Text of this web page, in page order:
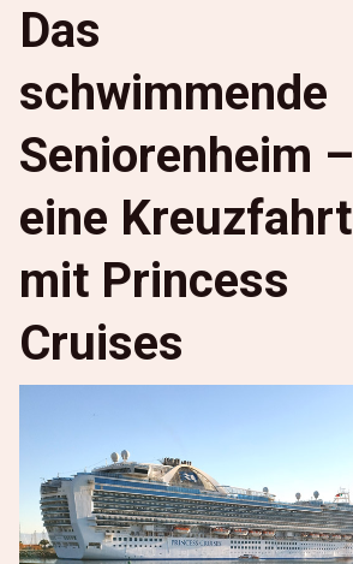
Das
schwimmende
Seniorenheim –
eine Kreuzfahrt
mit Princess
Cruises